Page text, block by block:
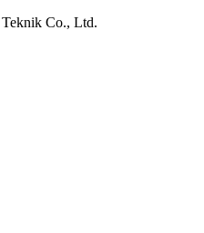
Co., Ltd.